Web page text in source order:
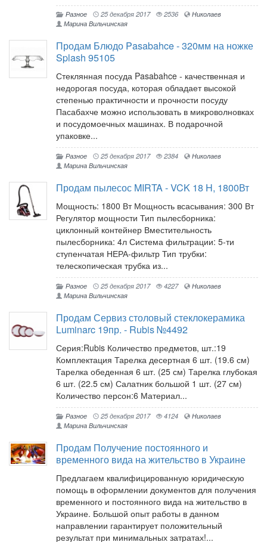
Разное 25 декабря 2017 2536
Николаев
Марина Вильчинская
Продам Блюдо Pasabahce - 320мм на ножке
Splash 95105
Стеклянная посуда Pasabahce - качественная и
недорогая посуда, которая обладает высокой
степенью практичности и прочности посуду
Пасабахче можно использовать в микроволновках
и посудомоечных машинах. В подарочной
упаковке...
Разное 25 декабря 2017 2384
Николаев
Марина Вильчинская
Продам пылесос MIRTA - VCK 18 H, 1800Вт
Мощность: 1800 Вт Мощность всасывания: 300 Вт
Регулятор мощности Тип пылесборника:
циклонный контейнер Вместительность
пылесборника: 4л Система фильтрации: 5-ти
ступенчатая НЕРА-фильтр Тип трубки:
телескопическая трубка из...
Разное 25 декабря 2017 4227
Николаев
Марина Вильчинская
Продам Сервиз столовый стеклокерамика
Luminarc 19пр. - Rubis №4492
Серия:Rubis Количество предметов, шт.:19
Комплектация Тарелка десертная 6 шт. (19.6 см)
Тарелка обеденная 6 шт. (25 см) Тарелка глубокая
6 шт. (22.5 см) Салатник большой 1 шт. (27 см)
Количество персон:6 Материал...
Разное 25 декабря 2017 4124
Николаев
Марина Вильчинская
Продам Получение постоянного и
временного вида на жительство в Украине
Предлагаем квалифицированную юридическую
помощь в оформлении документов для получения
временного и постоянного вида на жительство в
Украине. Большой опыт работы в данном
направлении гарантирует положительный
результат при минимальных затратах!...